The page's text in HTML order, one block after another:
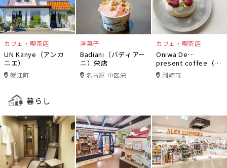
カフェ・喫茶店
UN Kanye（アンカ
ニエ）
蟹江町
洋菓子
Badiani（バディアー
ニ）栄店
名古屋 中区栄
カフェ・喫茶店
Oniwa De…
present coffee（オ
ニワデ）
岡崎市
暮らし